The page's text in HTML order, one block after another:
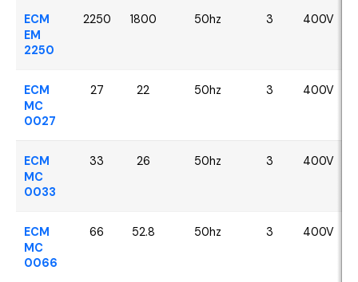
ECM
EM
2250
2250 1800 50hz 3 400V
ECM
MC
0027
27 22 50hz 3 400V
ECM
MC
0033
33 26 50hz 3 400V
ECM
MC
0066
66 52.8 50hz 3 400V